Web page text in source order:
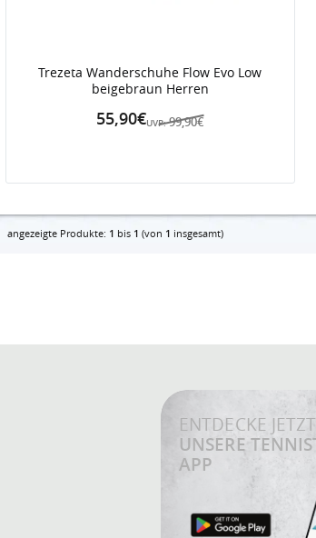
Trezeta Wanderschuhe Flow Evo Low
beigebraun Herren
UVP: 99,90€
55,90€
angezeigte Produkte: 1 bis 1 (von 1 insgesamt)
ENTDECKE JETZT
UNSERE
APP